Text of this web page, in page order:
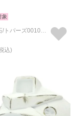
象
11月誕生石/トパーズ0010ハイブリッドカレッジリングM/指輪